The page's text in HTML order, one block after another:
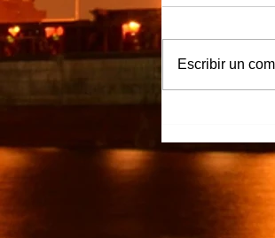
familiares y
Escribir un